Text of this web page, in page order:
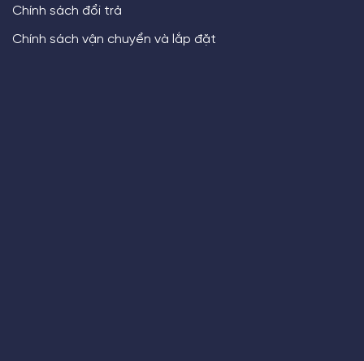
Chính sách đổi trả
Chính sách vận chuyển và lắp đặt